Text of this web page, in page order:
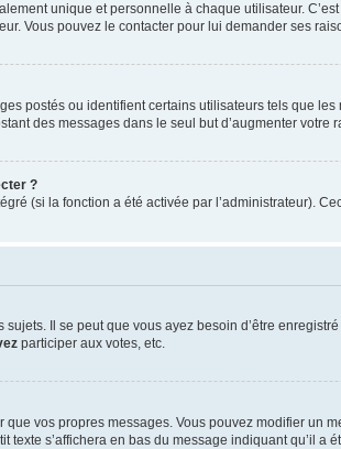
unique et personnelle à chaque utilisateur.
Vous pouvez le contacter pour lui demander ses
postés ou identifient certains utilisateurs tels que
des messages dans le seul but d’augmenter
?
(si la fonction a été activée par l’administrateur).
Il se peut que vous ayez besoin d’être
participer aux votes, etc.
vos propres messages. Vous pouvez modifier
s’affichera en bas du message indiquant qu’il